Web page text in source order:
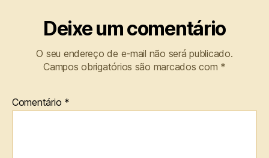
Deixe um comentário
O seu endereço de e-mail não será publicado.
Campos obrigatórios são marcados com *
Comentário *